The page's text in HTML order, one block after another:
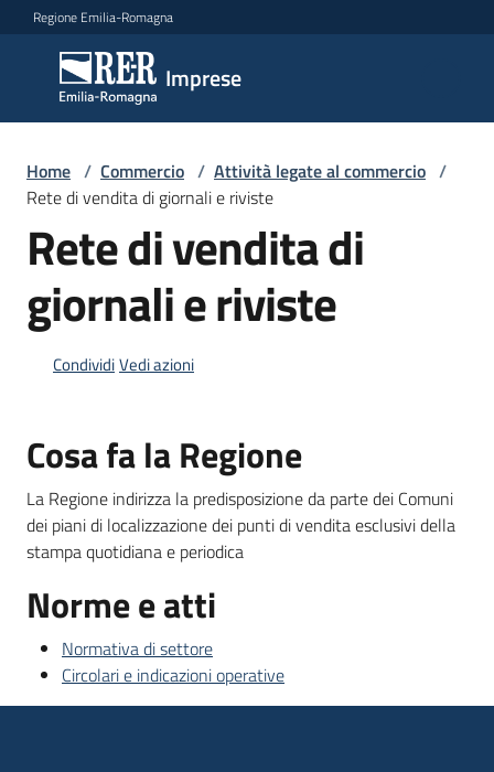
Vai al contenuto
Vai alla navigazione
Vai al footer
Regione Emilia-Romagna
Imprese
Imprese
Argomenti
Novità
Bandi
Piani
Progetti
Home / Commercio / Attività legate al commercio /
Rete di vendita di giornali e riviste
Rete di vendita di
giornali e riviste
CondividiVedi azioni
Cosa fa la Regione
La Regione indirizza la predisposizione da parte dei Comuni
dei piani di localizzazione dei punti di vendita esclusivi della
stampa quotidiana e periodica
Norme e atti
Normativa di settore
Circolari e indicazioni operative